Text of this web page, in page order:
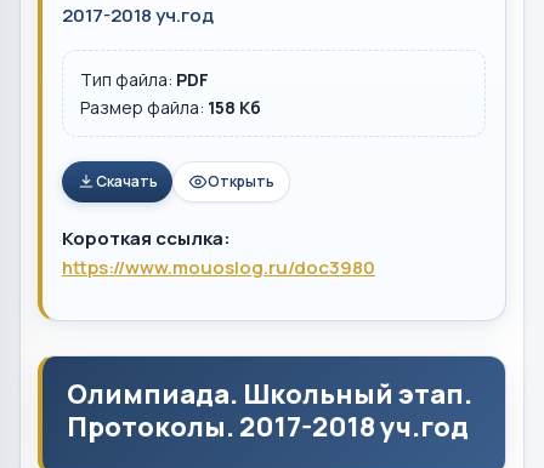
2017-2018 уч.год
Тип файла: PDF
Размер файла: 158 Кб
Скачать Открыть
Короткая ссылка:
https://www.mouoslog.ru/doc3980
Олимпиада. Школьный этап.
Протоколы. 2017-2018 уч.год